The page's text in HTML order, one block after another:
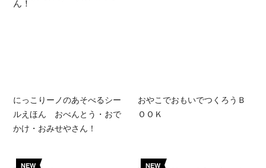
にっこりーノのあそべるシー
ルえほん おべんとう・おで
かけ・おみせやさん！
おやこでおもいでつくろうＢ
ＯＯＫ
NEW NEW